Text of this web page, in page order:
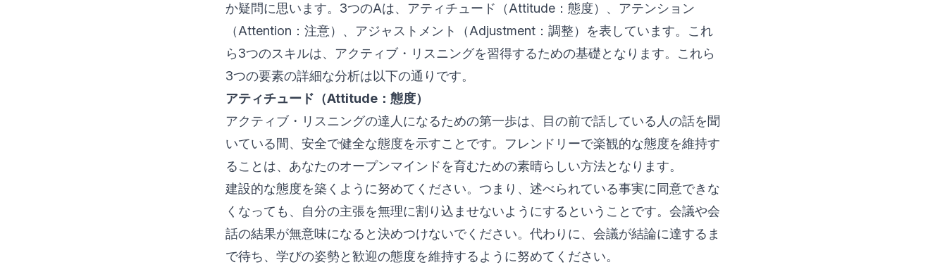
か疑問に思います。3つのAは、アティチュード（Attitude：態度）、アテンション
（Attention：注意）、アジャストメント（Adjustment：調整）を表しています。これ
ら3つのスキルは、アクティブ・リスニングを習得するための基礎となります。これら
3つの要素の詳細な分析は以下の通りです。
アティチュード（Attitude：態度）
アクティブ・リスニングの達人になるための第一歩は、目の前で話している人の話を聞
いている間、安全で健全な態度を示すことです。フレンドリーで楽観的な態度を維持す
ることは、あなたのオープンマインドを育むための素晴らしい方法となります。
建設的な態度を築くように努めてください。つまり、述べられている事実に同意できな
くなっても、自分の主張を無理に割り込ませないようにするということです。会議や会
話の結果が無意味になると決めつけないでください。代わりに、会議が結論に達するま
で待ち、学びの姿勢と歓迎の態度を維持するように努めてください。